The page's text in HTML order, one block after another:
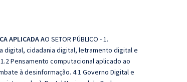
APLICADA AO SETOR PÚBLICO - 1.
digital, cidadania digital, letramento digital e
Pensamento computacional aplicado ao
à desinformação. 4.1 Governo Digital e